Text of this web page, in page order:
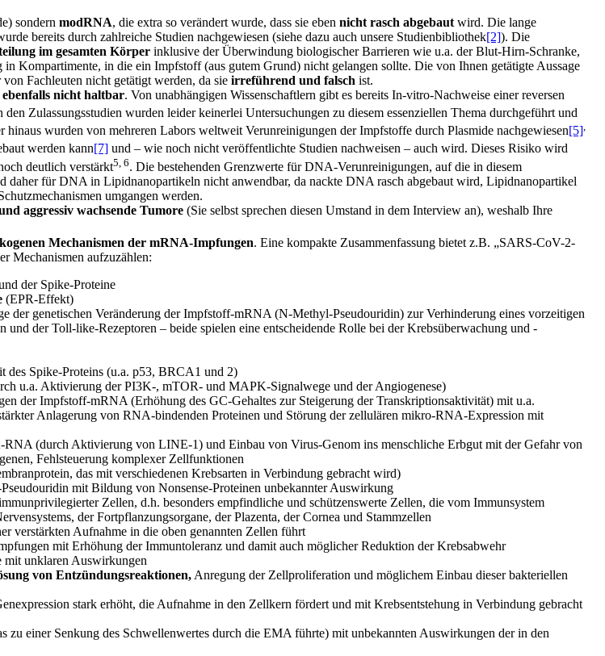
sondern modRNA, die extra so verändert wurde, dass sie eben nicht rasch abgebaut wird. Die lange
bereits durch zahlreiche Studien nachgewiesen (siehe dazu auch unsere Studienbibliothek[2]). Die
im gesamten Körper inklusive der Überwindung biologischer Barrieren wie u.a. der Blut-Hirn-Schranke,
Kompartimente, in die ein Impfstoff (aus gutem Grund) nicht gelangen sollte. Die von Ihnen getätigte Aussage
Fachleuten nicht getätigt werden, da sie irreführend und falsch ist.
ebenfalls nicht haltbar. Von unabhängigen Wissenschaftlern gibt es bereits In-vitro-Nachweise einer reversen
den Zulassungsstudien wurden leider keinerlei Untersuchungen zu diesem essenziellen Thema durchgeführt und
wurden von mehreren Labors weltweit Verunreinigungen der Impfstoffe durch Plasmide nachgewiesen[5],
werden kann[7] und – wie noch nicht veröffentlichte Studien nachweisen – auch wird. Dieses Risiko wird
deutlich verstärkt5, 6. Die bestehenden Grenzwerte für DNA-Verunreinigungen, auf die in diesem
daher für DNA in Lipidnanopartikeln nicht anwendbar, da nackte DNA rasch abgebaut wird, Lipidnanopartikel
umgangen werden.
aggressiv wachsende Tumore (Sie selbst sprechen diesen Umstand in dem Interview an), weshalb Ihre
Mechanismen der mRNA-Impfungen. Eine kompakte Zusammenfassung bietet z.B. „SARS-CoV-2-
Mechanismen aufzuzählen:
der Spike-Proteine
(EPR-Effekt)
der genetischen Veränderung der Impfstoff-mRNA (N-Methyl-Pseudouridin) zur Verhinderung eines vorzeitigen
der Toll-like-Rezeptoren – beide spielen eine entscheidende Rolle bei der Krebsüberwachung und -
des Spike-Proteins (u.a. p53, BRCA1 und 2)
u.a. Aktivierung der PI3K-, mTOR- und MAPK-Signalwege und der Angiogenese)
der Impfstoff-mRNA (Erhöhung des GC-Gehaltes zur Steigerung der Transkriptionsaktivität) mit u.a.
Anlagerung von RNA-bindenden Proteinen und Störung der zellulären mikro-RNA-Expression mit
(durch Aktivierung von LINE-1) und Einbau von Virus-Genom ins menschliche Erbgut mit der Gefahr von
Fehlsteuerung komplexer Zellfunktionen
das mit verschiedenen Krebsarten in Verbindung gebracht wird)
mit Bildung von Nonsense-Proteinen unbekannter Auswirkung
Zellen, d.h. besonders empfindliche und schützenswerte Zellen, die vom Immunsystem
der Fortpflanzungsorgane, der Plazenta, der Cornea und Stammzellen
verstärkten Aufnahme in die oben genannten Zellen führt
mit Erhöhung der Immuntoleranz und damit auch möglicher Reduktion der Krebsabwehr
unklaren Auswirkungen
von Entzündungsreaktionen,Anregung der Zellproliferation und möglichem Einbau dieser bakteriellen
stark erhöht, die Aufnahme in den Zellkern fördert und mit Krebsentstehung in Verbindung gebracht
zu einer Senkung des Schwellenwertes durch die EMA führte) mit unbekannten Auswirkungen der in den